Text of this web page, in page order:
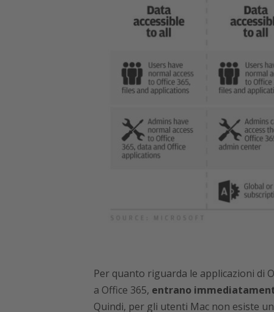
Per quanto riguarda le applicazioni di
a Office 365, entrano
Quindi, per gli utenti Mac non esiste